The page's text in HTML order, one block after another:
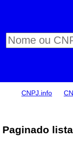
CNPJ.info
Paginado